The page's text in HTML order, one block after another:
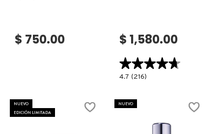
$ 750.00 $ 1,580.00
★★★★★
★★★★★
4.7
GLASSWATER
SERUM
4.7 (216)
NUEVO
EDICIÓN LIMITADA
NUEVO